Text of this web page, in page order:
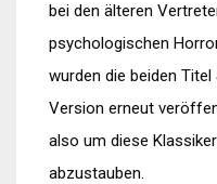
bei den älteren
psychologischen
wurden die beiden Titel
Version erneut
also um diese
abzustauben.